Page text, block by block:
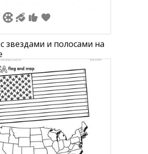
звездами и полосами на